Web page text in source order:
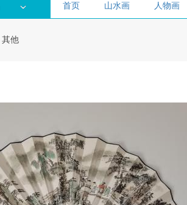
首页 山水画 人物画
其他